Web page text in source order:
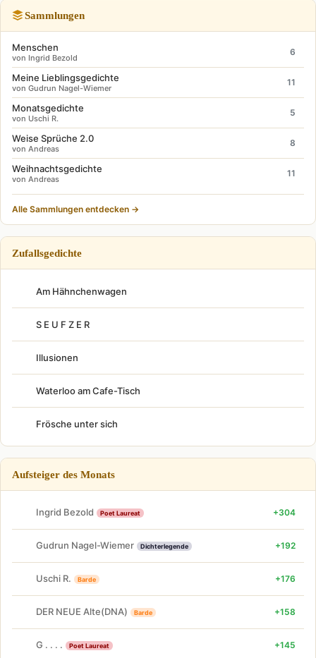
Sammlungen
Menschen
von Ingrid Bezold
6
Meine Lieblingsgedichte
von Gudrun Nagel-Wiemer
11
Monatsgedichte
von Uschi R.
5
Weise Sprüche 2.0
von Andreas
8
Weihnachtsgedichte
von Andreas
11
Alle Sammlungen entdecken →
Zufallsgedichte
Am Hähnchenwagen
S E U F Z E R
Illusionen
Waterloo am Cafe-Tisch
Frösche unter sich
Aufsteiger des Monats
Ingrid Bezold Poet Laureat +304
Gudrun Nagel-Wiemer Dichterlegende +192
Uschi R. Barde +176
DER NEUE Alte(DNA) Barde +158
G . . . . Poet Laureat +145